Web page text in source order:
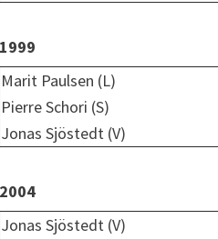
1999
Marit Paulsen (L)
Pierre Schori (S)
Jonas Sjöstedt (V)
2004
Jonas Sjöstedt (V)